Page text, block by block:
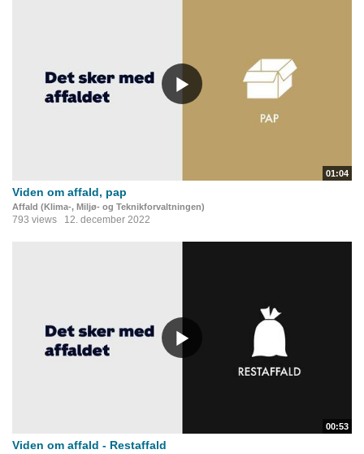
01:04
Viden om affald, pap
Affald (Klima-, Miljø- og Teknikforvaltningen)
793 views 12. december 2022
00:53
Viden om affald - Restaffald